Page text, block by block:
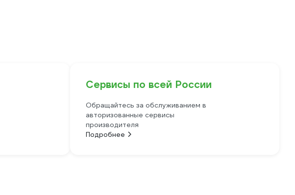
Сервисы по всей России
Обращайтесь за обслуживанием в
авторизованные сервисы
производителя
Подробнее